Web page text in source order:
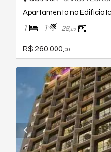
Apartamento no Edifício
1 1 28,00
R$ 260.000, 00